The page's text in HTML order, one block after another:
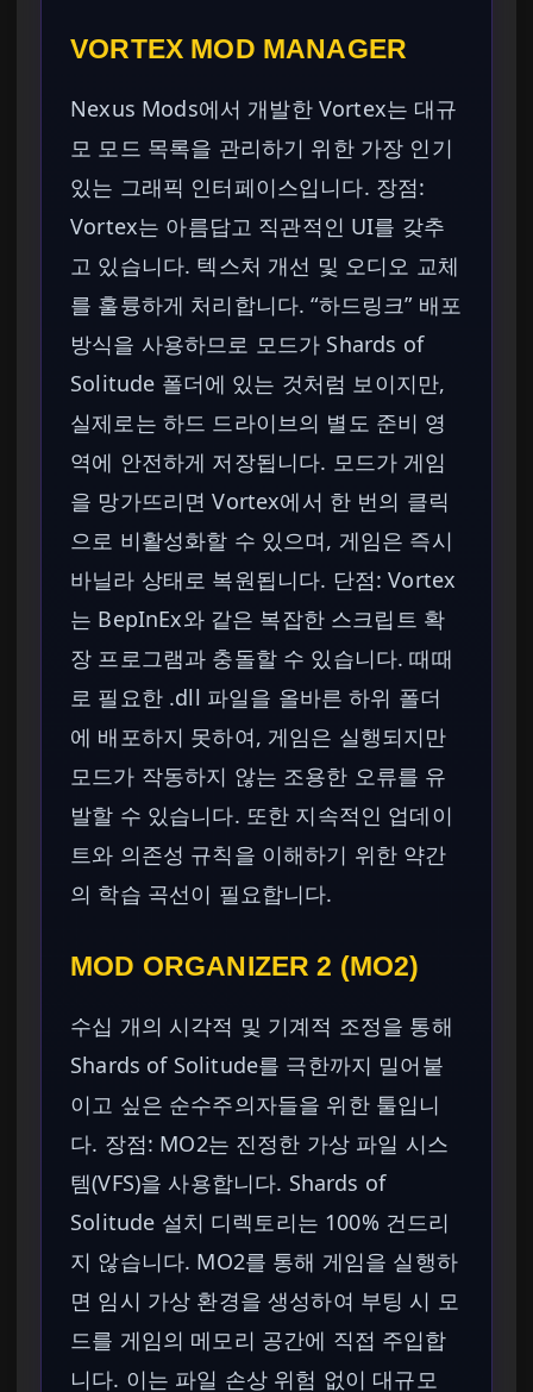
VORTEX MOD MANAGER
Nexus Mods에서 개발한 Vortex는 대규
모 모드 목록을 관리하기 위한 가장 인기
있는 그래픽 인터페이스입니다. 장점:
Vortex는 아름답고 직관적인 UI를 갖추
고 있습니다. 텍스처 개선 및 오디오 교체
를 훌륭하게 처리합니다. “하드링크” 배포
방식을 사용하므로 모드가 Shards of
Solitude 폴더에 있는 것처럼 보이지만,
실제로는 하드 드라이브의 별도 준비 영
역에 안전하게 저장됩니다. 모드가 게임
을 망가뜨리면 Vortex에서 한 번의 클릭
으로 비활성화할 수 있으며, 게임은 즉시
바닐라 상태로 복원됩니다. 단점: Vortex
는 BepInEx와 같은 복잡한 스크립트 확
장 프로그램과 충돌할 수 있습니다. 때때
로 필요한 .dll 파일을 올바른 하위 폴더
에 배포하지 못하여, 게임은 실행되지만
모드가 작동하지 않는 조용한 오류를 유
발할 수 있습니다. 또한 지속적인 업데이
트와 의존성 규칙을 이해하기 위한 약간
의 학습 곡선이 필요합니다.
MOD ORGANIZER 2 (MO2)
수십 개의 시각적 및 기계적 조정을 통해
Shards of Solitude를 극한까지 밀어붙
이고 싶은 순수주의자들을 위한 툴입니
다. 장점: MO2는 진정한 가상 파일 시스
템(VFS)을 사용합니다. Shards of
Solitude 설치 디렉토리는 100% 건드리
지 않습니다. MO2를 통해 게임을 실행하
면 임시 가상 환경을 생성하여 부팅 시 모
드를 게임의 메모리 공간에 직접 주입합
니다. 이는 파일 손상 위험 없이 대규모